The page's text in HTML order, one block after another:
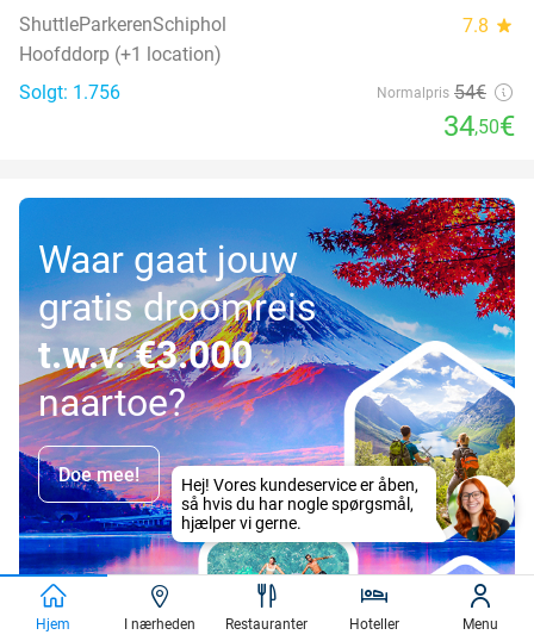
ShuttleParkerenSchiphol 7.8 star
Hoofddorp (+1 location)
Solgt: 1.756
Normalpris 54€
34,50€
Waar gaat jouw
gratis droomreis
t.w.v. €3.000
naartoe?
Doe mee!
Hjem I nærheden Restauranter Hoteller Menu
Hej! Vores kundeservice er åben,
så hvis du har nogle spørgsmål,
hjælper vi gerne.